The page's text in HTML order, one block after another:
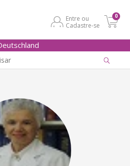
Entre ou
Cadastre-se
0